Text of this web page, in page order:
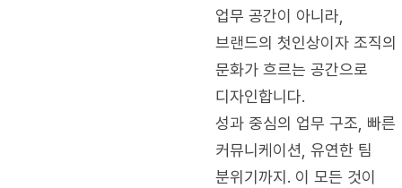
업무 공간이 아니라,
브랜드의 첫인상이자 조직의
문화가 흐르는 공간으로
디자인합니다.
성과 중심의 업무 구조, 빠른
커뮤니케이션, 유연한 팀
분위기까지. 이 모든 것이